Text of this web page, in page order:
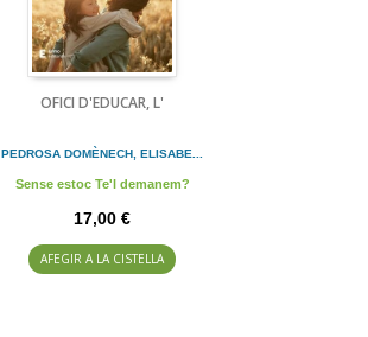
OFICI D'EDUCAR, L'
PEDROSA DOMÈNECH, ELISABE...
Sense estoc Te'l demanem?
17,00 €
AFEGIR A LA CISTELLA